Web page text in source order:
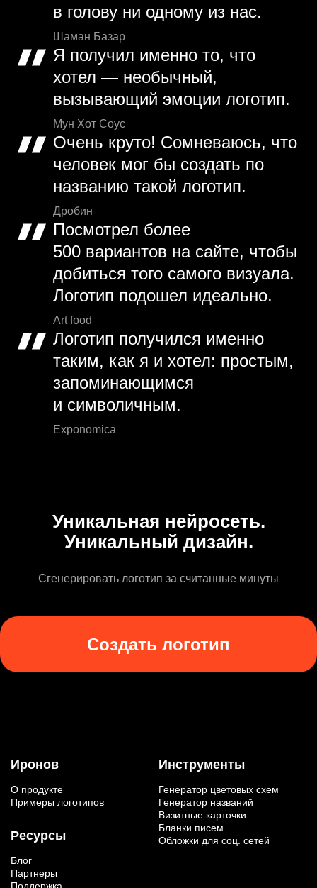
в голову ни одному из нас.
Шаман Базар
Я получил именно то, что
хотел — необычный,
вызывающий эмоции логотип.
Мун Хот Соус
Очень круто! Сомневаюсь, что
человек мог бы создать по
названию такой логотип.
Дробин
Посмотрел более
500 вариантов на сайте, чтобы
добиться того самого визуала.
Логотип подошел идеально.
Art food
Логотип получился именно
таким, как я и хотел: простым,
запоминающимся
и символичным.
Exponomica
Уникальная нейросеть.
Уникальный дизайн.
Сгенерировать логотип за считанные минуты
Создать логотип
Иронов
О продукте
Примеры логотипов
Ресурсы
Блог
Партнеры
Поддержка
Инструменты
Генератор цветовых схем
Генератор названий
Визитные карточки
Бланки писем
Обложки для соц. сетей